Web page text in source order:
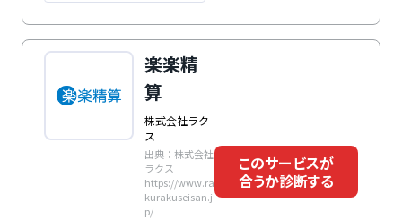
楽楽精
算
株式会社ラク
ス
出典：株式会社
ラクス
https://www.ra
kurakuseisan.j
p/
このサービスが
合うか診断する